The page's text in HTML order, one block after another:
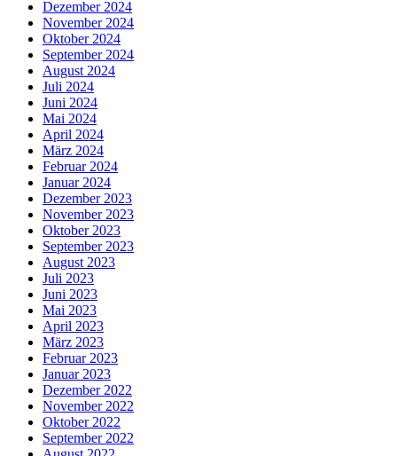
Dezember 2024
November 2024
Oktober 2024
September 2024
August 2024
Juli 2024
Juni 2024
Mai 2024
April 2024
März 2024
Februar 2024
Januar 2024
Dezember 2023
November 2023
Oktober 2023
September 2023
August 2023
Juli 2023
Juni 2023
Mai 2023
April 2023
März 2023
Februar 2023
Januar 2023
Dezember 2022
November 2022
Oktober 2022
September 2022